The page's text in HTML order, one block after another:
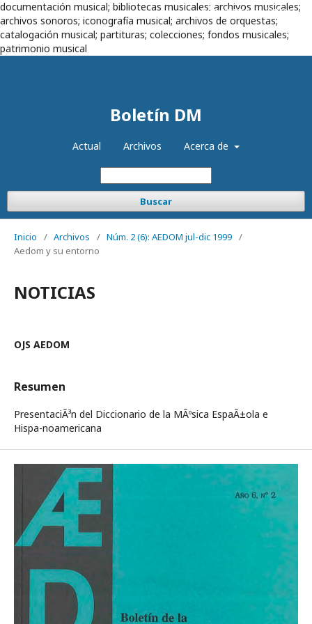
documentación musical; bibliotecas musicales; archivos musicales;
archivos sonoros; iconografía musical; archivos de orquestas;
catalogación musical; partituras; colecciones; fondos musicales;
patrimonio musical
Boletín DM
Actual Archivos Acerca de
Buscar
Registrarse Entrar
Inicio / Archivos / Núm. 2 (6): AEDOM jul-dic 1999 /
Aedom y su entorno
NOTICIAS
OJS AEDOM
Resumen
PresentaciÃ³n del Diccionario de la MÃºsica EspaÃ±ola e
Hispa-noamericana